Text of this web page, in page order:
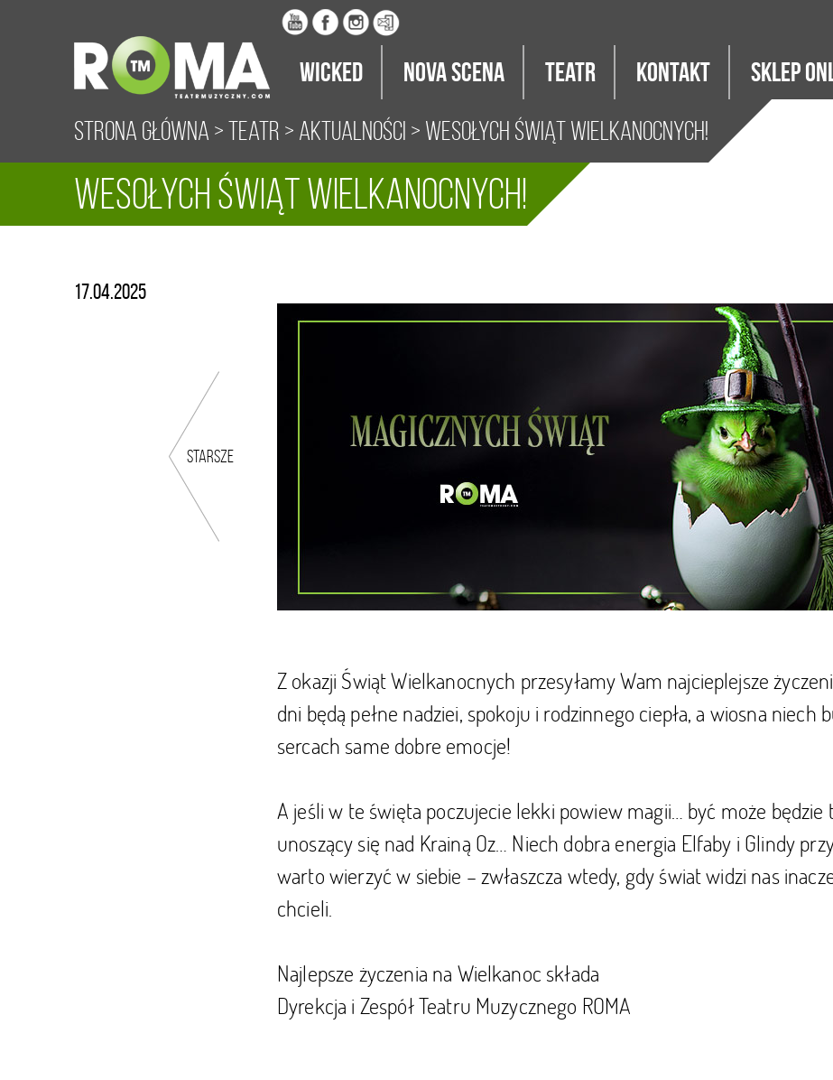
Wicked Nova Scena Teatr Kontakt Sklep
Strona główna >Teatr > Aktualności > WESOŁYCH ŚWIĄT WIELKANOCNYCH!
WESOŁYCH ŚWIĄT WIELKANOCNYCH!
17.04.2025
starsze
Z okazji Świąt Wielkanocnych przesyłamy Wam najcieplejsze
dni będą pełne nadziei, spokoju i rodzinnego ciepła, a wiosna niech
sercach same dobre emocje!
A jeśli w te święta poczujecie lekki powiew magii… być może będzie
unoszący się nad Krainą Oz… Niech dobra energia Elfaby i Glindy
warto wierzyć w siebie – zwłaszcza wtedy, gdy świat widzi nas
chcieli.
Najlepsze życzenia na Wielkanoc składa
Dyrekcja i Zespół Teatru Muzycznego ROMA